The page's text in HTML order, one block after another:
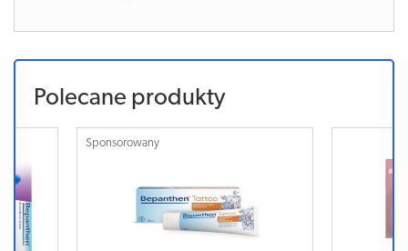
Polecane produkty
Sponsorowany